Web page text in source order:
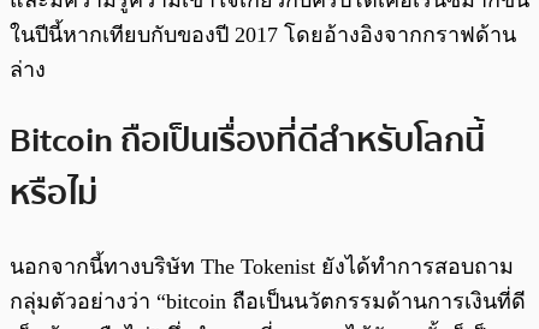
ในปีนี้หากเทียบกับของปี 2017 โดยอ้างอิงจากกราฟด้าน
ล่าง
Bitcoin ถือเป็นเรื่องที่ดีสำหรับโลกนี้
หรือไม่
นอกจากนี้ทางบริษัท The Tokenist ยังได้ทำการสอบถาม
กลุ่มตัวอย่างว่า “bitcoin ถือเป็นนวัตกรรมด้านการเงินที่ดี